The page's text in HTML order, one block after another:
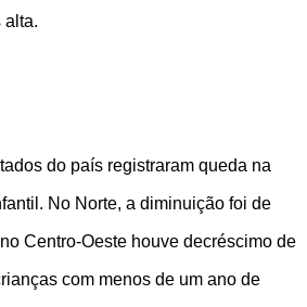
alta.
do país registraram queda na
No Norte, a diminuição foi de
Centro-Oeste houve decréscimo de
com menos de um ano de